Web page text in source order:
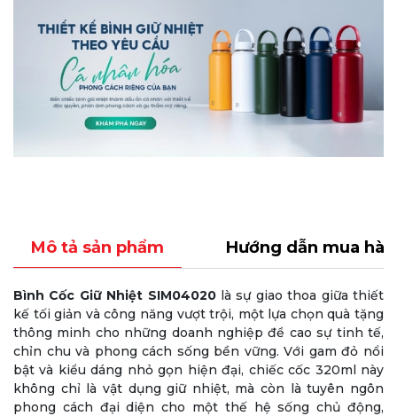
Mô tả sản phẩm Hướng dẫn mua
Bình Cốc Giữ Nhiệt SIM04020là sự giao thoa giữa thiết
kế tối giản và công năng vượt trội, một lựa chọn quà tặng
thông minh cho những doanh nghiệp đề cao sự tinh tế,
chỉn chu và phong cách sống bền vững. Với gam đỏ nổi
bật và kiểu dáng nhỏ gọn hiện đại, chiếc cốc 320ml này
không chỉ là vật dụng giữ nhiệt, mà còn là tuyên ngôn
phong cách đại diện cho một thế hệ sống chủ động,